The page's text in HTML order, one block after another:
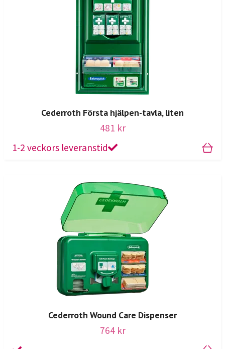
Cederroth Första hjälpen-tavla, liten
481 kr
1-2 veckors leveranstid
Cederroth Wound Care Dispenser
764 kr